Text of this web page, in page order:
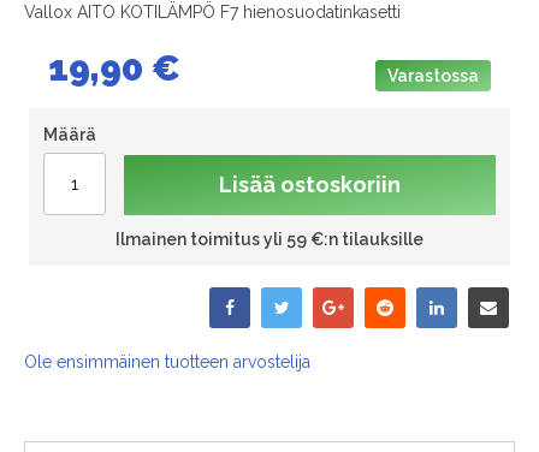
Vallox AITO KOTILÄMPÖ F7 hienosuodatinkasetti
19,90 € Varastossa
Määrä
Lisää ostoskoriin
Ilmainen toimitus yli 59 €:n tilauksille
Ole ensimmäinen tuotteen arvostelija
beginning
images